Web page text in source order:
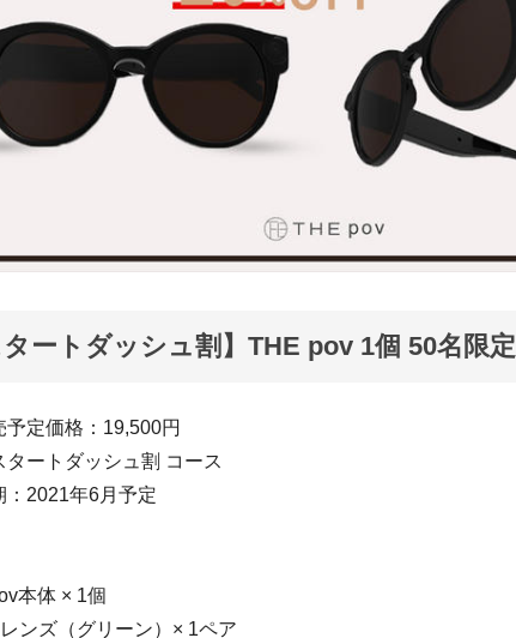
タートダッシュ割】THE pov 1個 50名限定
予定価格：19,500円
タートダッシュ割 コース
：2021年6月予定
本体 × 1個
ンズ（グリーン）× 1ペア